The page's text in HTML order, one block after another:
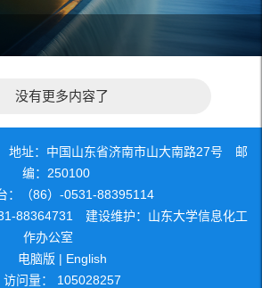
没有更多内容了
址：中国山东省济南市山大南路27号 邮
编：250100
：（86）-0531-88395114
88364731 建设维护：山东大学信息化工
作办公室
电脑版 | English
访问量： 105028257